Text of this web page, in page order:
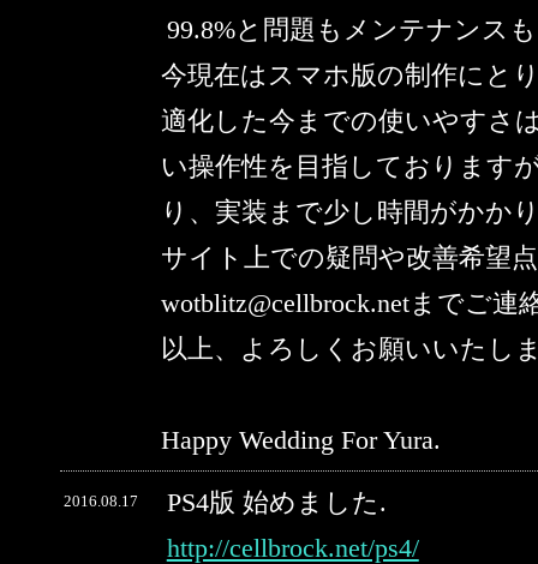
99.8%と問題もメンテナンス
今現在はスマホ版の制作にと
適化した今までの使いやすさ
い操作性を目指しております
り、実装まで少し時間がかか
サイト上での疑問や改善希望
wotblitz@cellbrock.netまでご連
以上、よろしくお願いいたし
Happy Wedding For Yura.
2016.08.17
PS4版 始めました.
http://cellbrock.net/ps4/